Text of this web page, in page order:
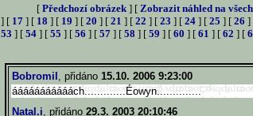
[ Předchozí obrázek ] [ Zobrazit náhled na
] [ 17 ] [ 18 ] [ 19 ] [ 20 ] [ 21 ] [ 22 ] [ 23 ] [ 24 ] [ 25 ] [ 26 ]
53 ] [ 54] [ 55 ] [ 56 ] [ 57] [ 58 ] [ 59 ] [ 60 ] [ 61 ] [ 62 ] [
Bobromil , přidáno 15.10. 2006 9:23:00
ááááááááááách.............Éowyn..............
Natal.i, přidáno 29.3. 2003 20:10:46